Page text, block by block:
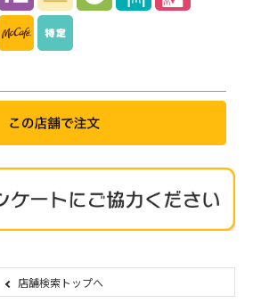
店舗検索トップへ